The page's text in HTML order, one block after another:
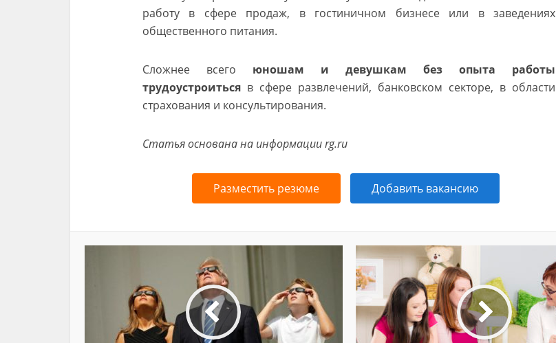
работу в сфере продаж, в гостиничном бизнесе или в заведениях
общественного питания.
Сложнее всего юношам и девушкам без опыта работы
трудоустроиться в сфере развлечений, банковском секторе, в области
страхования и консультирования.
Статья основана на информации rg.ru
Разместить резюме Добавить вакансию